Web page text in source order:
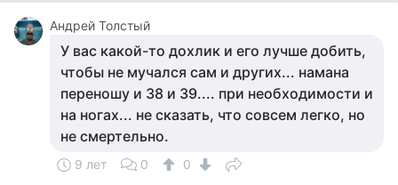
Андрей Толстый
У вас какой-то дохлик и его лучше добить,
чтобы не мучался сам и других... намана
переношу и 38 и 39.... при необходимости и
на ногах... не сказать, что совсем легко, но
не смертельно.
9 лет 0 0